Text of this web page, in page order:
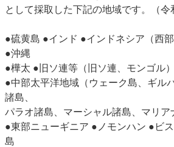
として採取した下記の地域です。（令
●硫黄島 ●インド ●インドネシア（西部
●沖縄
●樺太 ●旧ソ連等（旧ソ連、モンゴル
●中部太平洋地域（ウェーク島、ギル
諸島、
パラオ諸島、マーシャル諸島、マリア
●東部ニューギニア ●ノモンハン ●ビ
島